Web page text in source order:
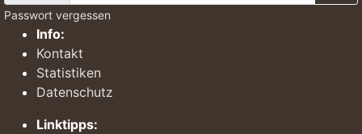
Passwort vergessen
Info:
Kontakt
Statistiken
Datenschutz
Linktipps: